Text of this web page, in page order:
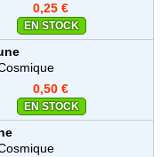
0,25 €
EN STOCK
0,50 €
EN STOCK